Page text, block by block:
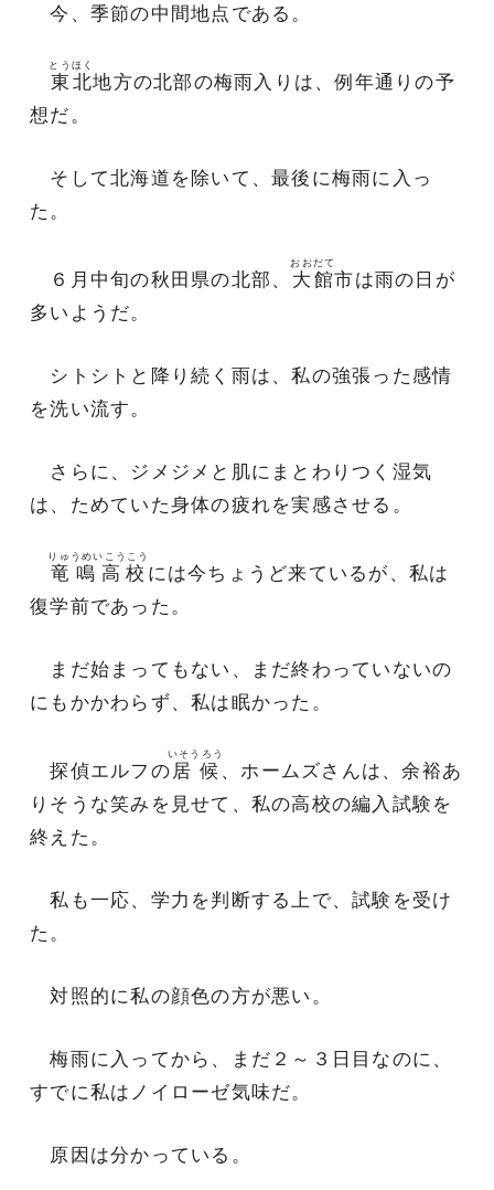
今、季節の中間地点である。
東北
とうほく
地方の北部の梅雨入りは、例年通りの予
想だ。
そして北海道を除いて、最後に梅雨に入っ
た。
６月中旬の秋田県の北部、 大館
おおだて
市は雨の日が
多いようだ。
シトシトと降り続く雨は、私の強張った感情
を洗い流す。
さらに、ジメジメと肌にまとわりつく湿気
は、ためていた身体の疲れを実感させる。
竜鳴高校
りゅうめいこうこう
には今ちょうど来ているが、私は
復学前であった。
まだ始まってもない、まだ終わっていないの
にもかかわらず、私は眠かった。
探偵エルフの 居候
いそうろう
、ホームズさんは、余裕あ
りそうな笑みを見せて、私の高校の編入試験を
終えた。
私も一応、学力を判断する上で、試験を受け
た。
対照的に私の顔色の方が悪い。
梅雨に入ってから、まだ２～３日目なのに、
すでに私はノイローゼ気味だ。
原因は分かっている。